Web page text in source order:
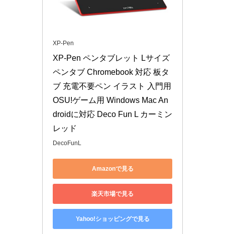
XP-Pen
XP-Pen ペンタブレット Lサイズ
ペンタブ Chromebook 対応 板タ
ブ 充電不要ペン イラスト 入門用
OSU!ゲーム用 Windows Mac An
droidに対応 Deco Fun L カーミン
レッド
DecoFunL
Amazonで見る
楽天市場で見る
Yahoo!ショッピングで見る